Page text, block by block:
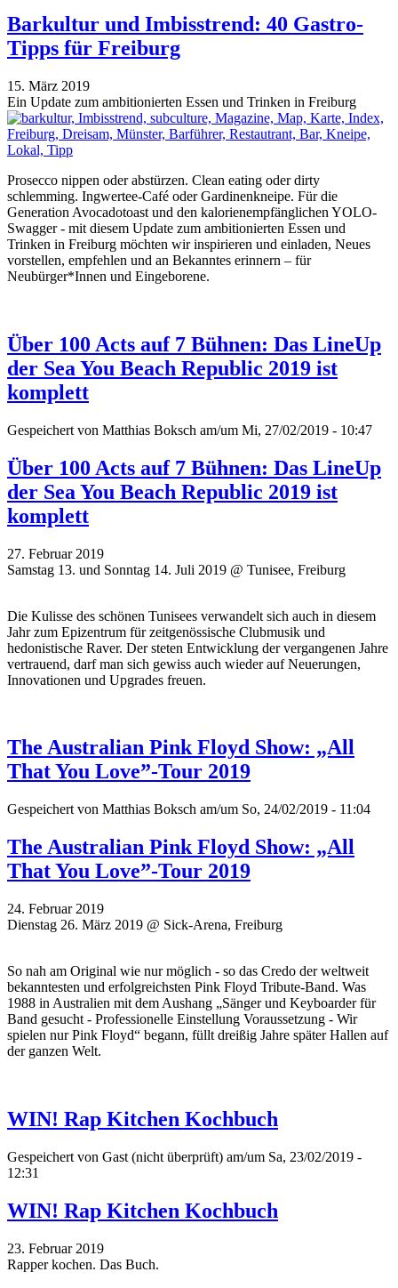
Barkultur und Imbisstrend: 40 Gastro-
Tipps für Freiburg
15. März 2019
Ein Update zum ambitionierten Essen und Trinken in Freiburg
Prosecco nippen oder abstürzen. Clean eating oder dirty
schlemming. Ingwertee-Café oder Gardinenkneipe. Für die
Generation Avocadotoast und den kalorienempfänglichen YOLO-
Swagger - mit diesem Update zum ambitionierten Essen und
Trinken in Freiburg möchten wir inspirieren und einladen, Neues
vorstellen, empfehlen und an Bekanntes erinnern – für
Neubürger*Innen und Eingeborene.
Über 100 Acts auf 7 Bühnen: Das LineUp
der Sea You Beach Republic 2019 ist
komplett
Gespeichert von Matthias Boksch am/um Mi, 27/02/2019 - 10:47
Über 100 Acts auf 7 Bühnen: Das LineUp
der Sea You Beach Republic 2019 ist
komplett
27. Februar 2019
Samstag 13. und Sonntag 14. Juli 2019 @ Tunisee, Freiburg
Die Kulisse des schönen Tunisees verwandelt sich auch in diesem
Jahr zum Epizentrum für zeitgenössische Clubmusik und
hedonistische Raver. Der steten Entwicklung der vergangenen Jahre
vertrauend, darf man sich gewiss auch wieder auf Neuerungen,
Innovationen und Upgrades freuen.
The Australian Pink Floyd Show: „All
That You Love”-Tour 2019
Gespeichert von Matthias Boksch am/um So, 24/02/2019 - 11:04
The Australian Pink Floyd Show: „All
That You Love”-Tour 2019
24. Februar 2019
Dienstag 26. März 2019 @ Sick-Arena, Freiburg
So nah am Original wie nur möglich - so das Credo der weltweit
bekanntesten und erfolgreichsten Pink Floyd Tribute-Band. Was
1988 in Australien mit dem Aushang „Sänger und Keyboarder für
Band gesucht - Professionelle Einstellung Voraussetzung - Wir
spielen nur Pink Floyd“ begann, füllt dreißig Jahre später Hallen auf
der ganzen Welt.
WIN! Rap Kitchen Kochbuch
Gespeichert von Gast (nicht überprüft) am/um Sa, 23/02/2019 -
12:31
WIN! Rap Kitchen Kochbuch
23. Februar 2019
Rapper kochen. Das Buch.